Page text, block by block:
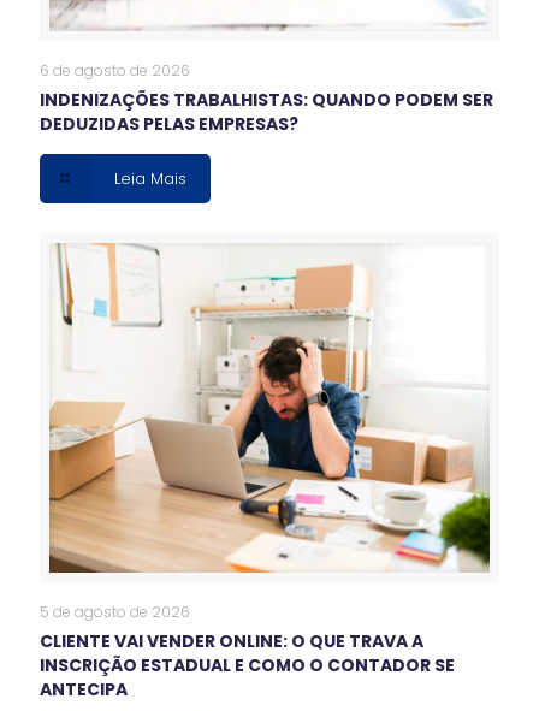
6 de agosto de 2026
INDENIZAÇÕES TRABALHISTAS: QUANDO PODEM SER
DEDUZIDAS PELAS EMPRESAS?
Leia Mais
5 de agosto de 2026
CLIENTE VAI VENDER ONLINE: O QUE TRAVA A
INSCRIÇÃO ESTADUAL E COMO O CONTADOR SE
ANTECIPA